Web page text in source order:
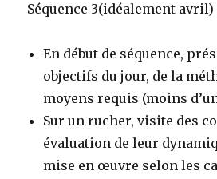
Séquence 3(idéalement avril)
En début de séquence,
objectifs du jour, de la
moyens requis (moins
Sur un rucher, visite des
évaluation de leur
mise en œuvre selon les